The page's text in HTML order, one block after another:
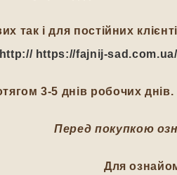
так і для постійних
http:// https://fajnij-
3-5 днів робочих днів.
Перед покупкою
Для